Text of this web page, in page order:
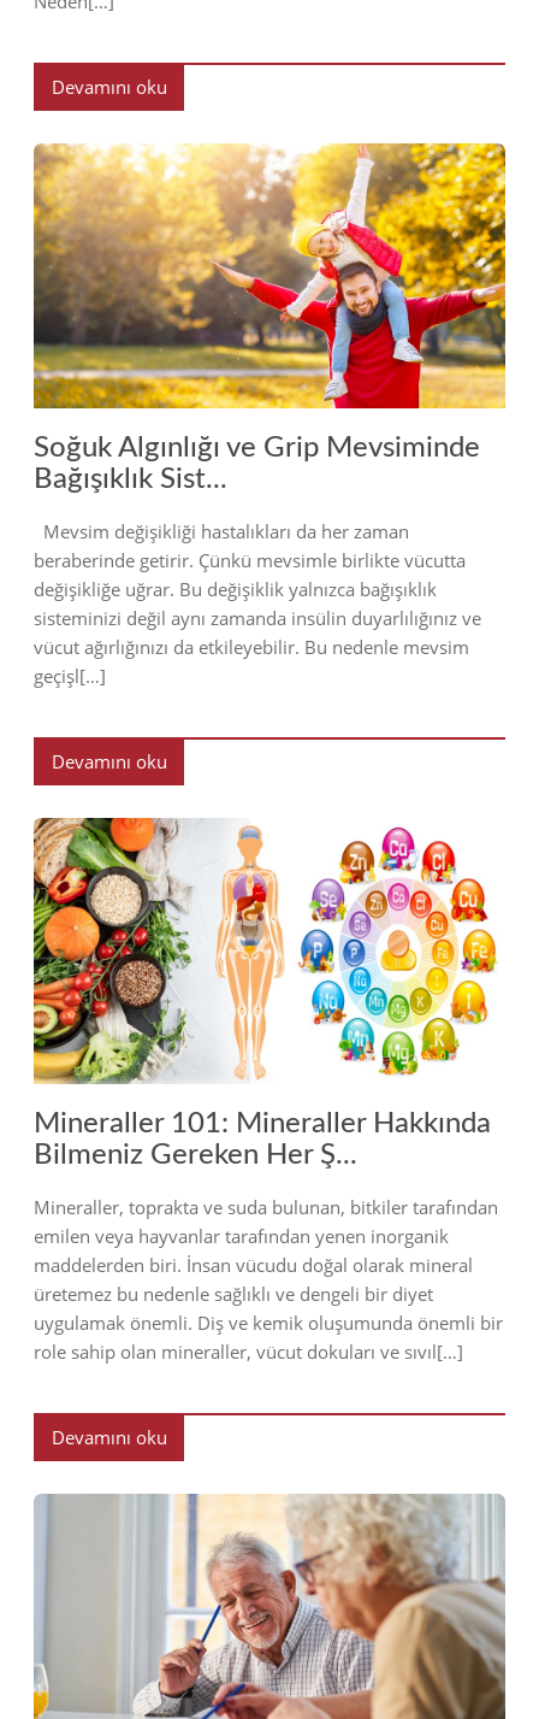
Devamını oku
2022
Soğuk Algınlığı ve Grip Mevsiminde
Bağışıklık Sist...
Mevsim değişikliği hastalıkları da her zaman
beraberinde getirir. Çünkü mevsimle birlikte vücutta
değişikliğe uğrar. Bu değişiklik yalnızca bağışıklık
sisteminizi değil aynı zamanda insülin duyarlılığınız ve
vücut ağırlığınızı da etkileyebilir. Bu nedenle mevsim
geçişl[…]
Devamını oku
2022
Mineraller 101: Mineraller Hakkında
Bilmeniz Gereken Her Ş...
Mineraller, toprakta ve suda bulunan, bitkiler tarafından
emilen veya hayvanlar tarafından yenen inorganik
maddelerden biri. İnsan vücudu doğal olarak mineral
üretemez bu nedenle sağlıklı ve dengeli bir diyet
uygulamak önemli. Diş ve kemik oluşumunda önemli bir
role sahip olan mineraller, vücut dokuları ve sıvıl[…]
Devamını oku
2022